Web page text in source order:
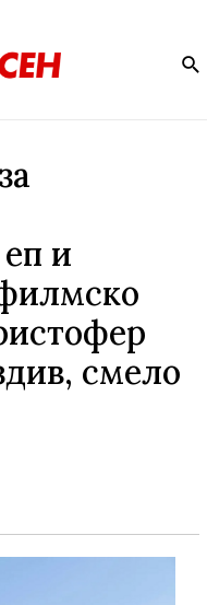
и
смело